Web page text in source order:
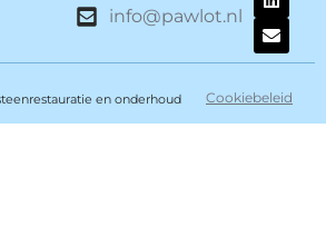
info@pawlot.nl
en onderhoud Cookiebeleid